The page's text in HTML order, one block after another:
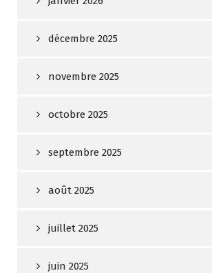
décembre 2025
novembre 2025
octobre 2025
septembre 2025
août 2025
juillet 2025
juin 2025